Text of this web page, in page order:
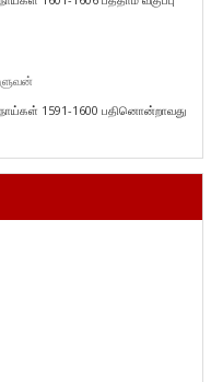
1591-1600 பதினொன்றாவது